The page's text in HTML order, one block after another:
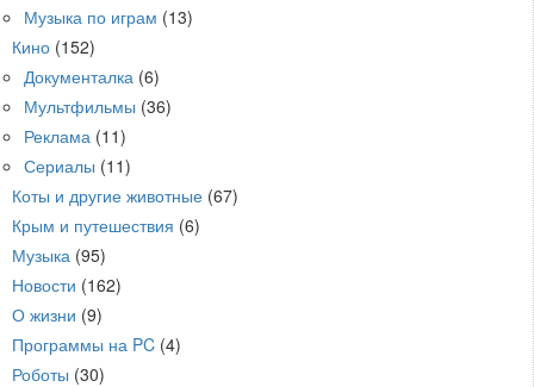
Музыка по играм (13)
Кино (152)
Документалка (6)
Мультфильмы (36)
Реклама (11)
Сериалы (11)
Коты и другие животные (67)
Крым и путешествия (6)
Музыка (95)
Новости (162)
О жизни (9)
Программы на PC (4)
Роботы (30)